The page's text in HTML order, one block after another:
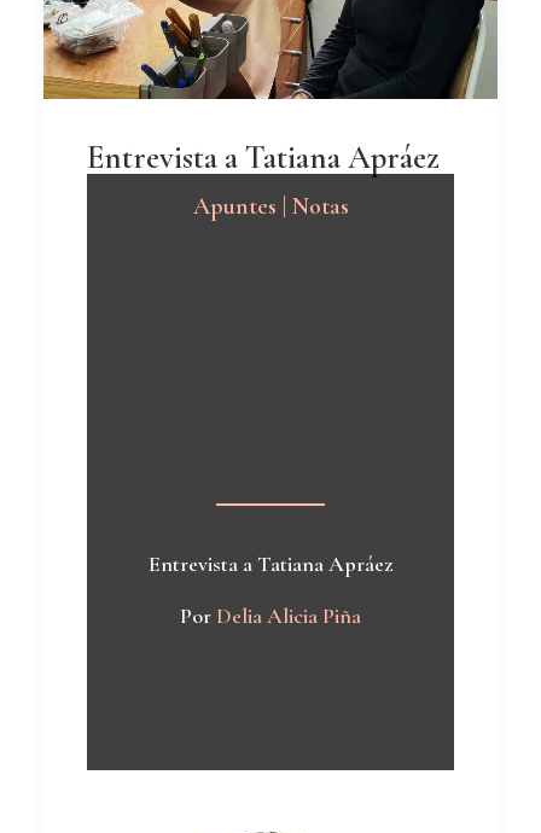
Entrevista a Tatiana Apráez
Apuntes | Notas
Entrevista a Tatiana Apráez
Por Delia Alicia Piña